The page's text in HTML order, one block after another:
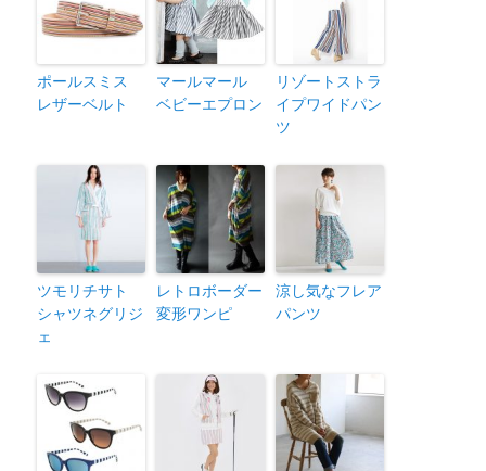
ポールスミス
レザーベルト
マールマール
ベビーエプロン
リゾートストラ
イプワイドパン
ツ
ツモリチサト
シャツネグリジ
ェ
レトロボーダー
変形ワンピ
涼し気なフレア
パンツ